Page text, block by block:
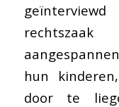
hun
door te